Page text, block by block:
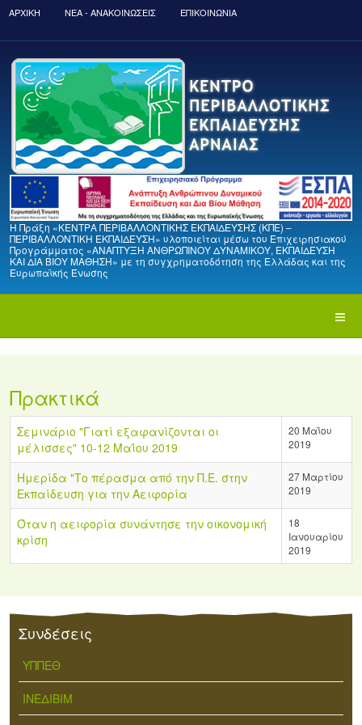
ΑΡΧΙΚΉ ΝΈΑ - ΑΝΑΚΟΙΝΏΣΕΙΣ ΕΠΙΚΟΙΝΩΝΙΑ
Η Πράξη «ΚΕΝΤΡΑ ΠΕΡΙΒΑΛΛΟΝΤΙΚΗΣ ΕΚΠΑΙΔΕΥΣΗΣ (ΚΠΕ) –
ΠΕΡΙΒΑΛΛΟΝΤΙΚΗ ΕΚΠΑΙΔΕΥΣΗ» υλοποιείται μέσω του Επιχειρησιακού
Προγράμματος «ΑΝΑΠΤΥΞΗ ΑΝΘΡΩΠΙΝΟΥ ΔΥΝΑΜΙΚΟΥ, ΕΚΠΑΙΔΕΥΣΗ
ΚΑΙ ΔΙΑ ΒΙΟΥ ΜΑΘΗΣΗ» με τη συγχρηματοδότηση της Ελλάδας και της
Ευρωπαϊκής Ένωσης
Πρακτικά
Σεμινάριο "Γιατί εξαφανίζονται οι
μέλισσες" 10-12 Μαΐου 2019
20 Μαΐου
2019
Ημερίδα "Το πέρασμα από την Π.Ε. στην
Εκπαίδευση για την Αειφορία
27 Μαρτίου
2019
Όταν η αειφορία συνάντησε την οικονομική
κρίση
18
Ιανουαρίου
2019
Συνδέσεις
ΥΠΠΕΘ
ΙΝΕΔΙΒΙΜ